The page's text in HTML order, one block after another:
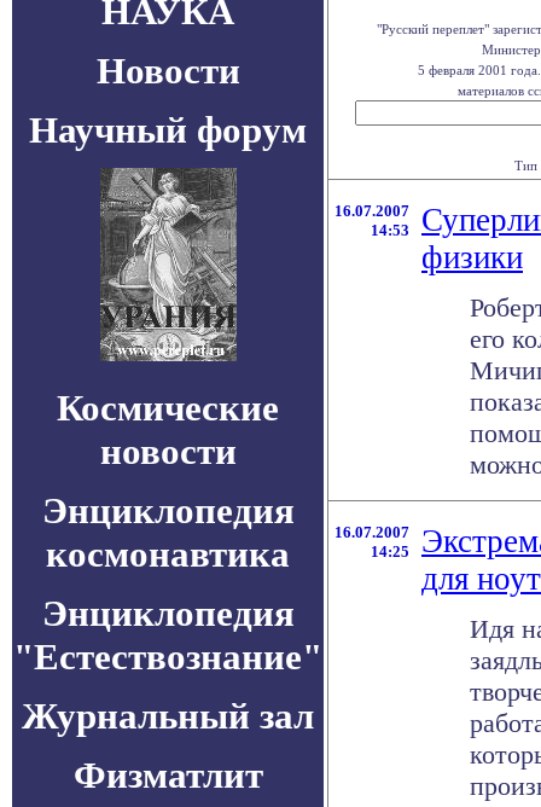
НАУКА
Новости
Научный форум
Космические
новости
Энциклопедия
космонавтика
Энциклопедия
"Естествознание"
Журнальный зал
Физматлит
"Русский переплет"
5 февраля 2001
материалов
Тип
16.07.2007
14:53
физики
его
16.07.2007
14:25
для
Идя